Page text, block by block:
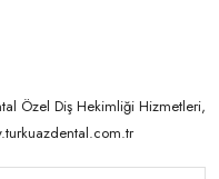
Özel Diş Hekimliği Hizmetleri,